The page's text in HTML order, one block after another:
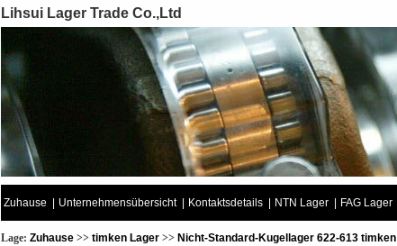
Lihsui Lager Trade Co.,Ltd
Zuhause Unternehmensübersicht Kontaktsdetails NTN Lager FAG Lager
Lage: Zuhause >> timken Lager >> Nicht-Standard-Kugellager 622-613 timken